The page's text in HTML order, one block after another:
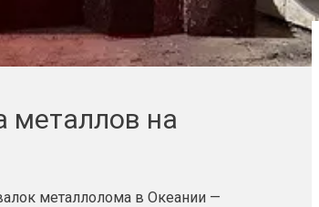
металлов на
металлолома в Океании —